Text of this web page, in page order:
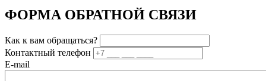
ФОРМА ОБРАТНОЙ СВЯЗИ
Как к вам обращаться?
Контактный телефон
E-mail